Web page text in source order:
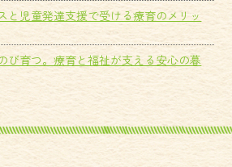
と児童発達支援で受ける療育のメリッ
び育つ。療育と福祉が支える安心の暮